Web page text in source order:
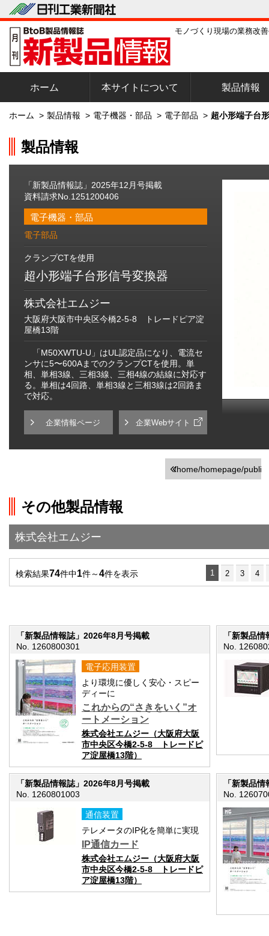
モノづくり現場の業務改
ホーム 本サイトについて 製品情報
ホーム > 製品情報 > 電子機器・部品 > 電子部品 > 超小形端子台
製品情報
「新製品情報誌」2025年12月号掲載
資料請求No.1251200406
電子機器・部品
電子部品
クランプCTを使用
超小形端子台形信号変換器
株式会社エムジー
大阪府大阪市中央区今橋2-5-8 トレードピア淀
屋橋13階
「M50XWTU-U」はUL認定品になり、電流セ
ンサに5〜600AまでのクランプCTを使用。単
相、単相3線、三相3線、三相4線の結線に対応す
る。単相は4回路、単相3線と三相3線は2回路ま
で対応。
企業情報ページ 企業Webサイト
/home/homepage/
その他製品情報
株式会社エムジー
検索結果74件中1件～4件を表示 1 2 3 4
「新製品情報誌」2026年8月号掲載
No. 1260800301
電子応用装置
より環境に優しく安心・スピー
ディーに
これからの“さきをいく”オ
ートメーション
株式会社エムジー（大阪府大阪
市中央区今橋2-5-8 トレードピ
ア淀屋橋13階）
「新製品
No.
「新製品情報誌」2026年8月号掲載
No. 1260801003
通信装置
テレメータのIP化を簡単に実現
IP通信カード
株式会社エムジー（大阪府大阪
市中央区今橋2-5-8 トレードピ
ア淀屋橋13階）
「新製品
No.